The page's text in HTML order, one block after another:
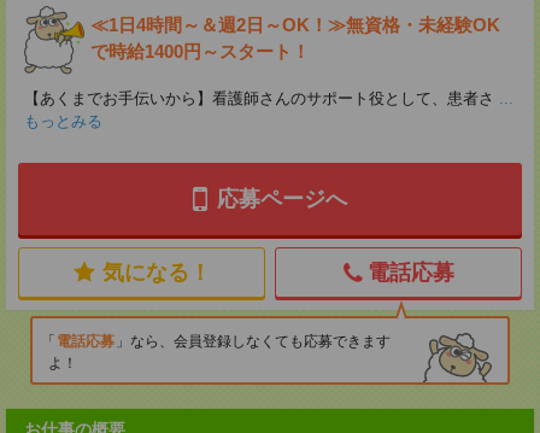
≪1日4時間～＆週2日～OK！≫無資格・未経験OK
で時給1400円～スタート！
【あくまでお手伝いから】看護師さんのサポート役として、患者さ ...
もっとみる
応募ページへ
気になる！ 電話応募
電話応募
なら、会員登録しなくても応募できます
よ！